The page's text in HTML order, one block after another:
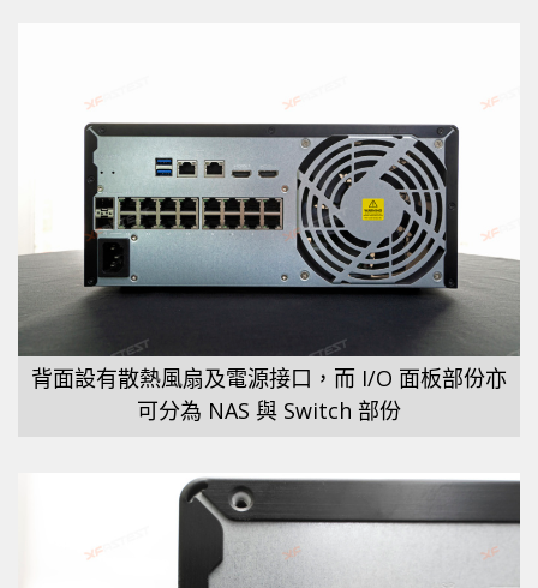
背面設有散熱風扇及電源接口，而 I/O 面板部份亦
可分為 NAS 與 Switch 部份